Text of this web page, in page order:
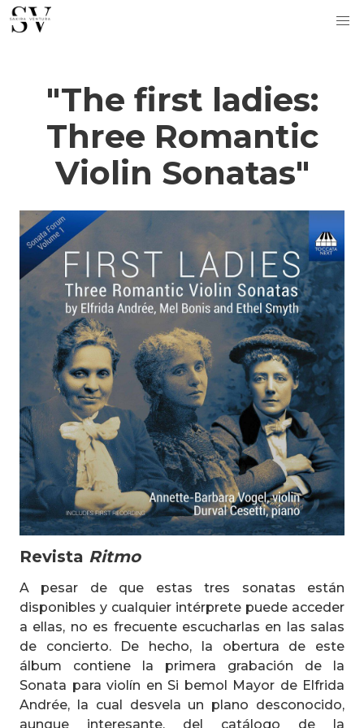
"The first ladies:
Three Romantic
Violin Sonatas"
Revista Ritmo
A pesar de que estas tres sonatas están
disponibles y cualquier intérprete puede acceder
a ellas, no es frecuente escucharlas en las salas
de concierto. De hecho, la obertura de este
álbum contiene la primera grabación de la
Sonata para violín en Si bemol Mayor de Elfrida
Andrée, la cual desvela un plano desconocido,
aunque interesante, del catálogo de la